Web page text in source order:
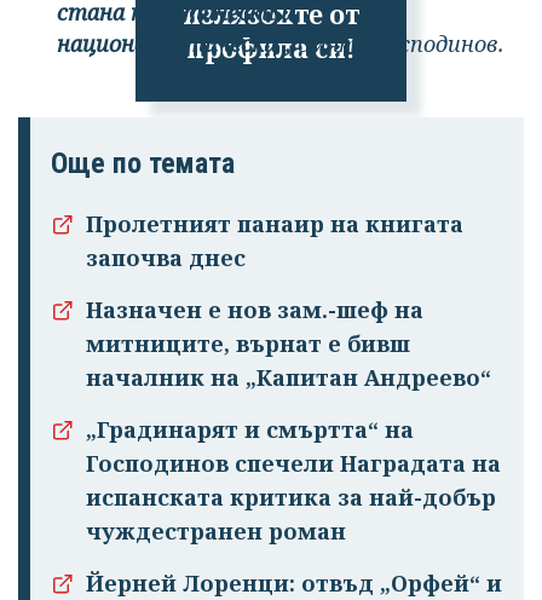
излязохте от
профила си!
стана политически и
националистически",смята Господинов.
Още по темата
Пролетният панаир на книгата
започва днес
Назначен е нов зам.-шеф на
митниците, върнат е бивш
началник на „Капитан Андреево“
„Градинарят и смъртта“ на
Господинов спечели Наградата на
испанската критика за най-добър
чуждестранен роман
Йерней Лоренци: отвъд „Орфей“ и